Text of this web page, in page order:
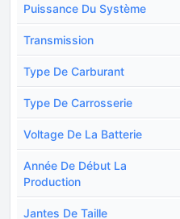
Puissance Du Système
Transmission
Type De Carburant
Type De Carrosserie
Voltage De La Batterie
Année De Début La
Production
Jantes De Taille